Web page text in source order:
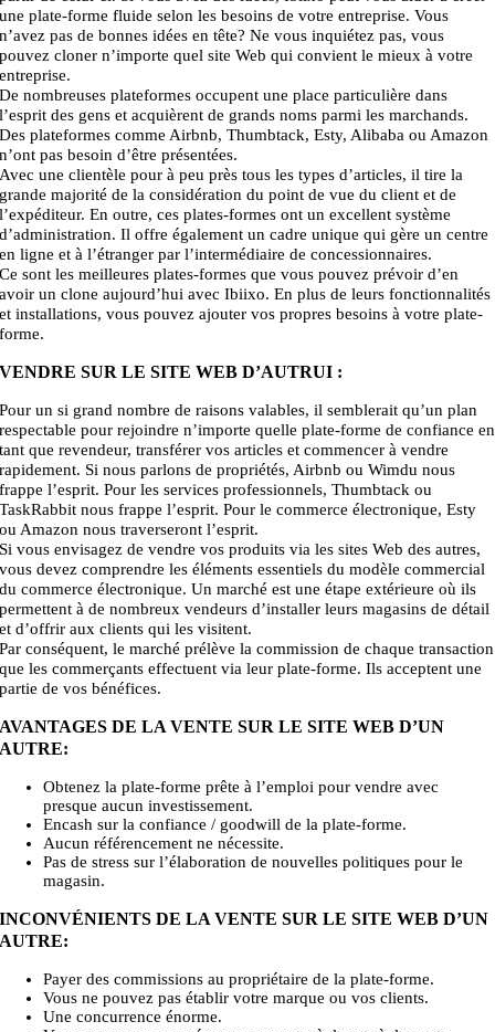
une plate-forme fluide selon les besoins de votre entreprise. Vous
n’avez pas de bonnes idées en tête? Ne vous inquiétez pas, vous
pouvez cloner n’importe quel site Web qui convient le mieux à votre
entreprise.
De nombreuses plateformes occupent une place particulière dans
l’esprit des gens et acquièrent de grands noms parmi les marchands.
Des plateformes comme Airbnb, Thumbtack, Esty, Alibaba ou Amazon
n’ont pas besoin d’être présentées.
Avec une clientèle pour à peu près tous les types d’articles, il tire la
grande majorité de la considération du point de vue du client et de
l’expéditeur. En outre, ces plates-formes ont un excellent système
d’administration. Il offre également un cadre unique qui gère un centre
en ligne et à l’étranger par l’intermédiaire de concessionnaires.
Ce sont les meilleures plates-formes que vous pouvez prévoir d’en
avoir un clone aujourd’hui avec Ibiixo. En plus de leurs fonctionnalités
et installations, vous pouvez ajouter vos propres besoins à votre plate-
forme.
VENDRE SUR LE SITE WEB D’AUTRUI :
Pour un si grand nombre de raisons valables, il semblerait qu’un plan
respectable pour rejoindre n’importe quelle plate-forme de confiance en
tant que revendeur, transférer vos articles et commencer à vendre
rapidement. Si nous parlons de propriétés, Airbnb ou Wimdu nous
frappe l’esprit. Pour les services professionnels, Thumbtack ou
TaskRabbit nous frappe l’esprit. Pour le commerce électronique, Esty
ou Amazon nous traverseront l’esprit.
Si vous envisagez de vendre vos produits via les sites Web des autres,
vous devez comprendre les éléments essentiels du modèle commercial
du commerce électronique. Un marché est une étape extérieure où ils
permettent à de nombreux vendeurs d’installer leurs magasins de détail
et d’offrir aux clients qui les visitent.
Par conséquent, le marché prélève la commission de chaque transaction
que les commerçants effectuent via leur plate-forme. Ils acceptent une
partie de vos bénéfices.
AVANTAGES DE LA VENTE SUR LE SITE WEB D’UN
AUTRE:
Obtenez la plate-forme prête à l’emploi pour vendre avec
presque aucun investissement.
Encash sur la confiance / goodwill de la plate-forme.
Aucun référencement ne nécessite.
Pas de stress sur l’élaboration de nouvelles politiques pour le
magasin.
INCONVÉNIENTS DE LA VENTE SUR LE SITE WEB D’UN
AUTRE:
Payer des commissions au propriétaire de la plate-forme.
Vous ne pouvez pas établir votre marque ou vos clients.
Une concurrence énorme.